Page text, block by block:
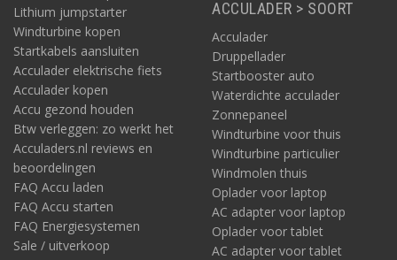
Lithium jumpstarter
Windturbine kopen
Startkabels aansluiten
Acculader elektrische fiets
Acculader kopen
Accu gezond houden
Btw verleggen: zo werkt het
Acculaders.nl reviews en
beoordelingen
FAQ Accu laden
FAQ Accu starten
FAQ Energiesystemen
Sale / uitverkoop
ACCULADER > SOORT
Acculader
Druppellader
Startbooster auto
Waterdichte acculader
Zonnepaneel
Windturbine voor thuis
Windturbine particulier
Windmolen thuis
Oplader voor laptop
AC adapter voor laptop
Oplader voor tablet
AC adapter voor tablet